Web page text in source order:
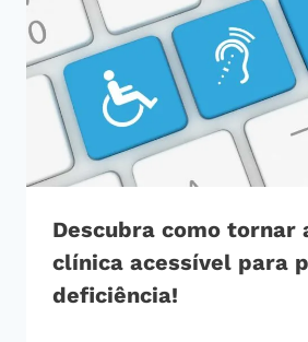
Descubra como tornar
clínica acessível para
deficiência!